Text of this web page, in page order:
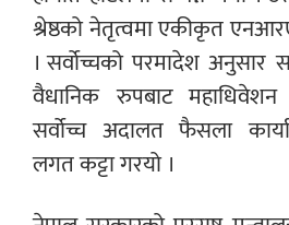
श्रेष्ठको नेतृत्वमा एकीकृत
। सर्वोच्चको परमादेश अनुसार
वैधानिक रुपबाट
सर्वोच्च अदालत फैसला
लगत कट्टा गरयो ।